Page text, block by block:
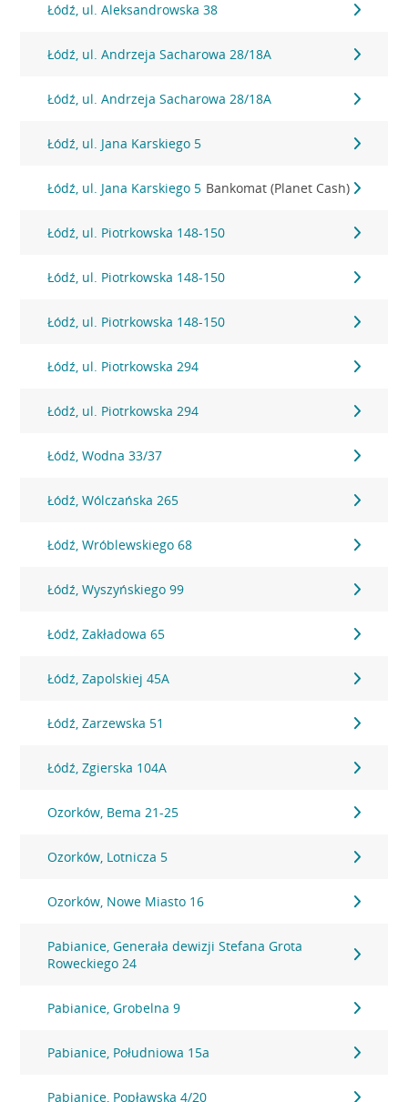
Łódź, ul. Aleksandrowska 38
Łódź, ul. Andrzeja Sacharowa 28/18A
Łódź, ul. Andrzeja Sacharowa 28/18A
Łódź, ul. Jana Karskiego 5
Łódź, ul. Jana Karskiego 5 Bankomat (Planet Cash)
Łódź, ul. Piotrkowska 148-150
Łódź, ul. Piotrkowska 148-150
Łódź, ul. Piotrkowska 148-150
Łódź, ul. Piotrkowska 294
Łódź, ul. Piotrkowska 294
Łódź, Wodna 33/37
Łódź, Wólczańska 265
Łódź, Wróblewskiego 68
Łódź, Wyszyńskiego 99
Łódź, Zakładowa 65
Łódź, Zapolskiej 45A
Łódź, Zarzewska 51
Łódź, Zgierska 104A
Ozorków, Bema 21-25
Ozorków, Lotnicza 5
Ozorków, Nowe Miasto 16
Pabianice, Generała dewizji Stefana Grota
Roweckiego 24
Pabianice, Grobelna 9
Pabianice, Południowa 15a
Pabianice, Popławska 4/20